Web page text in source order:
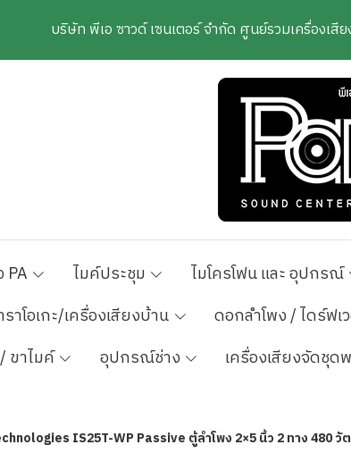
บริษัท พีเอ ซาวด์ เซนเตอร์ จำกัด ศูนย์รวมเครื่องเ
PA ไมค์ประชุม ไมโครโฟน และ อุปกรณ์
าโอเกะ/เครื่องเสียงบ้าน ดอกลำโพง / ไดร์ฟเ
ขาไมค์
อุปกรณ์ช่าง เครื่องเสียงจัดชุด
IS25T-WP Passive ตู้ลำโพง 2×5 นิ้ว 2 ทาง 480